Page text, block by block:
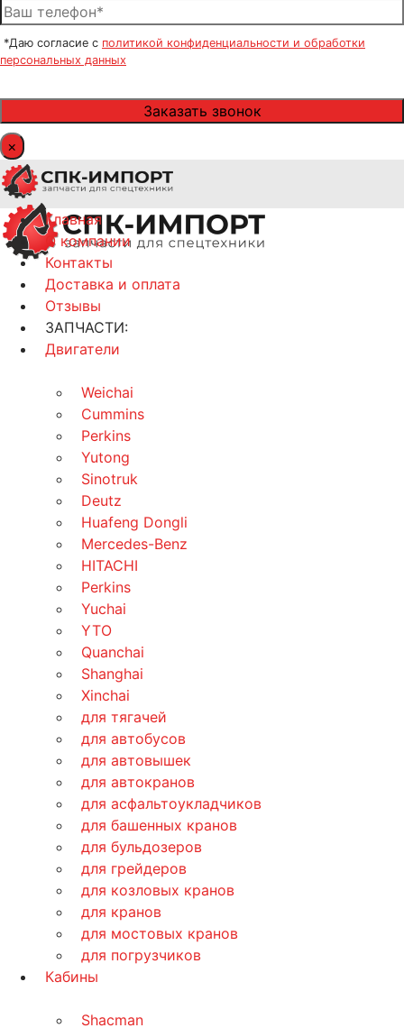
*Даю согласие с политикой конфиденциальности и обработки
персональных данных
×
Главная
О компании
Контакты
Доставка и оплата
Отзывы
ЗАПЧАСТИ:
Двигатели
Weichai
Cummins
Perkins
Yutong
Sinotruk
Deutz
Huafeng Dongli
Mercedes-Benz
HITACHI
Perkins
Yuchai
YTO
Quanchai
Shanghai
Xinchai
для тягачей
для автобусов
для автовышек
для автокранов
для асфальтоукладчиков
для башенных кранов
для бульдозеров
для грейдеров
для козловых кранов
для кранов
для мостовых кранов
для погрузчиков
Кабины
Shacman